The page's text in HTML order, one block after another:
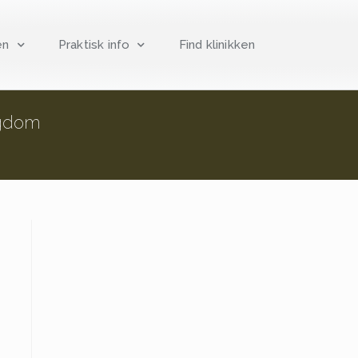
Praktisk info Find klinikken